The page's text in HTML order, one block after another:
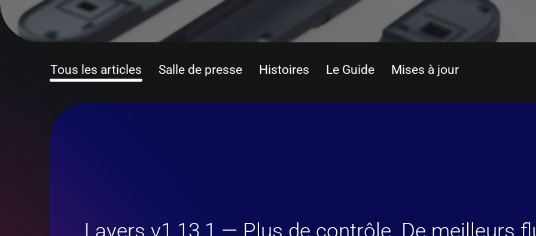
Tous les articles Salle de presse Histoires Le Guide Mises à jour
Layers v1.13.1 — Plus de contrôle. De meilleurs